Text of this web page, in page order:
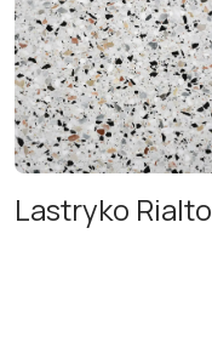
Lastryko Rialto